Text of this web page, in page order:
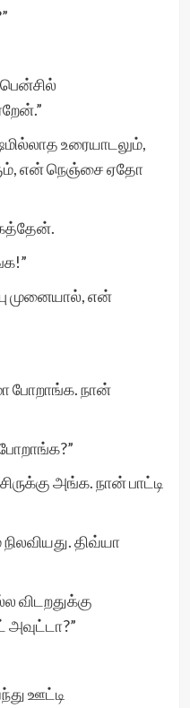
உரையாடலும்,
என் நெஞ்சை ஏதோ
முனையால், என்
நான்
அங்க. நான் பாட்டி
திவ்யா
ஊட்டி